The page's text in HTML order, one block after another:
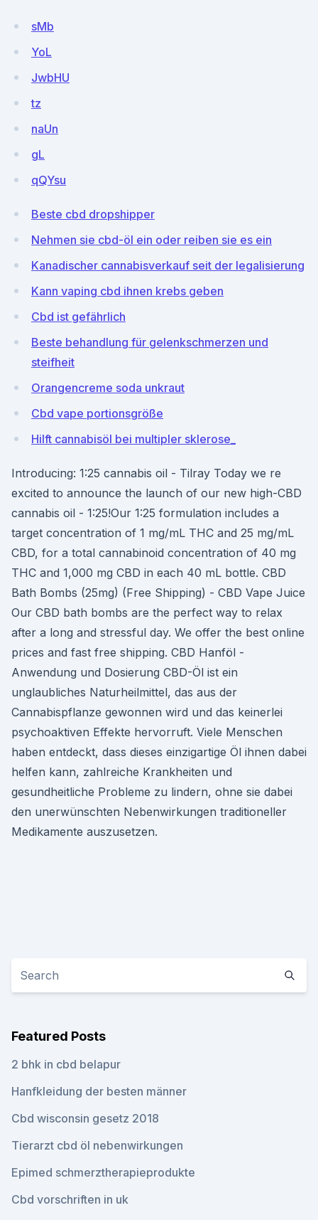
sMb
YoL
JwbHU
tz
naUn
gL
qQYsu
Beste cbd dropshipper
Nehmen sie cbd-öl ein oder reiben sie es ein
Kanadischer cannabisverkauf seit der legalisierung
Kann vaping cbd ihnen krebs geben
Cbd ist gefährlich
Beste behandlung für gelenkschmerzen und
steifheit
Orangencreme soda unkraut
Cbd vape portionsgröße
Hilft cannabisöl bei multipler sklerose_
Introducing: 1:25 cannabis oil - Tilray Today we re
excited to announce the launch of our new high-CBD
cannabis oil - 1:25!Our 1:25 formulation includes a
target concentration of 1 mg/mL THC and 25 mg/mL
CBD, for a total cannabinoid concentration of 40 mg
THC and 1,000 mg CBD in each 40 mL bottle. CBD
Bath Bombs (25mg) (Free Shipping) - CBD Vape Juice
Our CBD bath bombs are the perfect way to relax
after a long and stressful day. We offer the best online
prices and fast free shipping. CBD Hanföl -
Anwendung und Dosierung CBD-Öl ist ein
unglaubliches Naturheilmittel, das aus der
Cannabispflanze gewonnen wird und das keinerlei
psychoaktiven Effekte hervorruft. Viele Menschen
haben entdeckt, dass dieses einzigartige Öl ihnen dabei
helfen kann, zahlreiche Krankheiten und
gesundheitliche Probleme zu lindern, ohne sie dabei
den unerwünschten Nebenwirkungen traditioneller
Medikamente auszusetzen.
Featured Posts
2 bhk in cbd belapur
Hanfkleidung der besten männer
Cbd wisconsin gesetz 2018
Tierarzt cbd öl nebenwirkungen
Epimed schmerztherapieprodukte
Cbd vorschriften in uk